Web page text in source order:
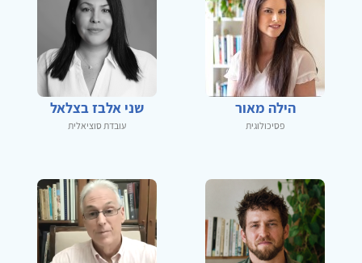
הילה מאור
פסיכולוגית
שני אלבז בצלאל
עובדת סוציאלית